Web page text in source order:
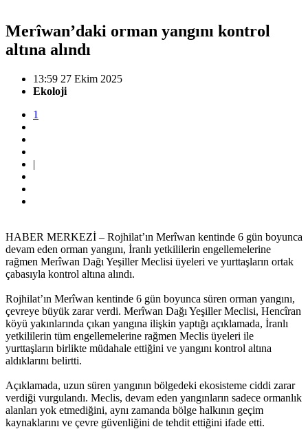
Merîwan’daki orman yangını kontrol
altına alındı
13:59 27 Ekim 2025
Ekoloji
1
|
HABER MERKEZİ – Rojhilat’ın Merîwan kentinde 6 gün boyunca
devam eden orman yangını, İranlı yetkililerin engellemelerine
rağmen Merîwan Dağı Yeşiller Meclisi üyeleri ve yurttaşların ortak
çabasıyla kontrol altına alındı.
Rojhilat’ın Merîwan kentinde 6 gün boyunca süren orman yangını,
çevreye büyük zarar verdi. Merîwan Dağı Yeşiller Meclisi, Hencîran
köyü yakınlarında çıkan yangına ilişkin yaptığı açıklamada, İranlı
yetkililerin tüm engellemelerine rağmen Meclis üyeleri ile
yurttaşların birlikte müdahale ettiğini ve yangını kontrol altına
aldıklarını belirtti.
Açıklamada, uzun süren yangının bölgedeki ekosisteme ciddi zarar
verdiği vurgulandı. Meclis, devam eden yangınların sadece ormanlık
alanları yok etmediğini, aynı zamanda bölge halkının geçim
kaynaklarını ve çevre güvenliğini de tehdit ettiğini ifade etti.